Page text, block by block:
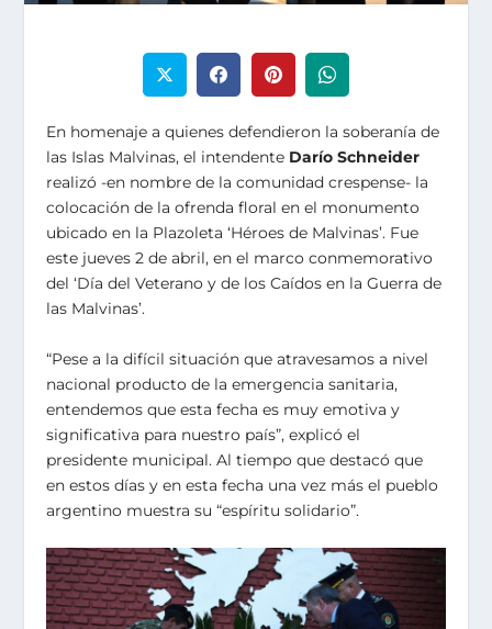
En homenaje a quienes defendieron la soberanía de
las Islas Malvinas, el intendente Darío Schneider
realizó -en nombre de la comunidad crespense- la
colocación de la ofrenda floral en el monumento
ubicado en la Plazoleta ‘Héroes de Malvinas’. Fue
este jueves 2 de abril, en el marco conmemorativo
del ‘Día del Veterano y de los Caídos en la Guerra de
las Malvinas’.
“Pese a la difícil situación que atravesamos a nivel
nacional producto de la emergencia sanitaria,
entendemos que esta fecha es muy emotiva y
significativa para nuestro país”, explicó el
presidente municipal. Al tiempo que destacó que
en estos días y en esta fecha una vez más el pueblo
argentino muestra su “espíritu solidario”.